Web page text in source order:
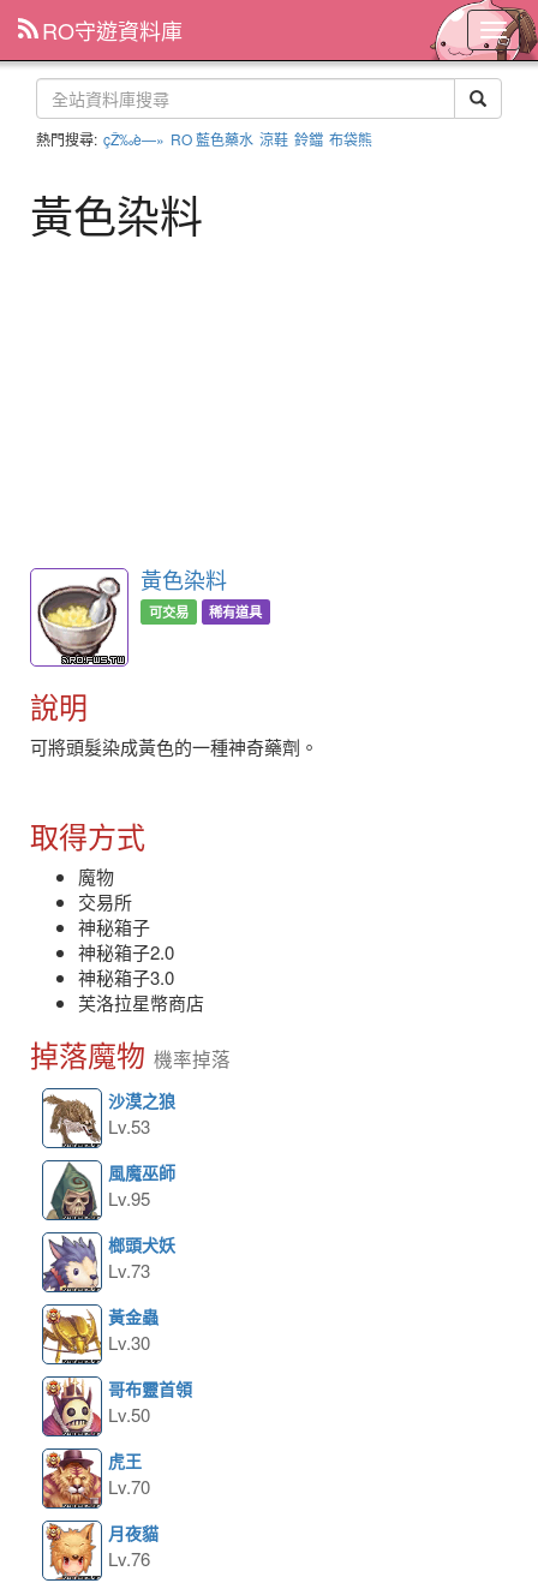
主
選
單
RO守遊資料庫
熱門搜尋: çŽ‰è—» RO 藍色藥水 涼鞋 鈴鐺 布袋熊
黃色染料
黃色染料
可交易 稀有道具
說明
可將頭髮染成黃色的一種神奇藥劑。
取得方式
魔物
交易所
神秘箱子
神秘箱子2.0
神秘箱子3.0
芙洛拉星幣商店
掉落魔物 機率掉落
沙漠之狼
Lv.53
風魔巫師
Lv.95
榔頭犬妖
Lv.73
黃金蟲
Lv.30
哥布靈首領
Lv.50
虎王
Lv.70
月夜貓
Lv.76